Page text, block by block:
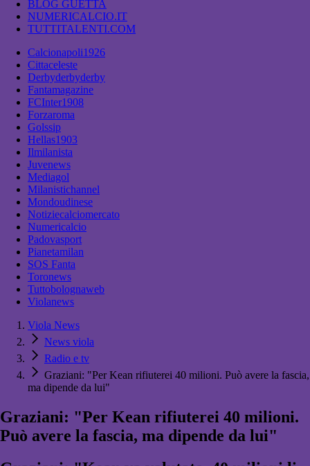
BLOG GUETTA
NUMERICALCIO.IT
TUTTITALENTI.COM
Calcionapoli1926
Cittaceleste
Derbyderbyderby
Fantamagazine
FCInter1908
Forzaroma
Golssip
Hellas1903
Ilmilanista
Juvenews
Mediagol
Milanistichannel
Mondoudinese
Notiziecalciomercato
Numericalcio
Padovasport
Pianetamilan
SOS Fanta
Toronews
Tuttobolognaweb
Violanews
Viola News
News viola
Radio e tv
Graziani: "Per Kean rifiuterei 40 milioni. Può avere la fascia,
ma dipende da lui"
Graziani: "Per Kean rifiuterei 40 milioni.
Può avere la fascia, ma dipende da lui"